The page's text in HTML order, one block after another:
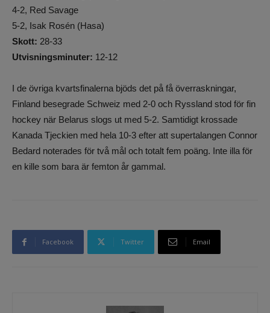
4-2, Red Savage
5-2, Isak Rosén (Hasa)
Skott: 28-33
Utvisningsminuter: 12-12
I de övriga kvartsfinalerna bjöds det på få överraskningar,
Finland besegrade Schweiz med 2-0 och Ryssland stod för fin
hockey när Belarus slogs ut med 5-2. Samtidigt krossade
Kanada Tjeckien med hela 10-3 efter att supertalangen Connor
Bedard noterades för två mål och totalt fem poäng. Inte illa för
en kille som bara är femton år gammal.
Facebook Twitter Email